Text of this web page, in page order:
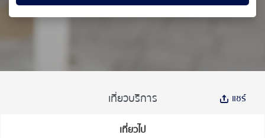
เที่ยวบริการ แชร์
เที่ยวไป